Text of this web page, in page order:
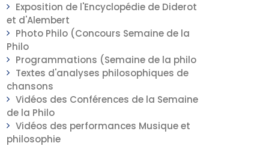
Exposition de l'Encyclopédie de Diderot
et d'Alembert
Photo Philo (Concours Semaine de la
Philo
Programmations (Semaine de la philo
Textes d'analyses philosophiques de
chansons
Vidéos des Conférences de la Semaine
de la Philo
Vidéos des performances Musique et
philosophie